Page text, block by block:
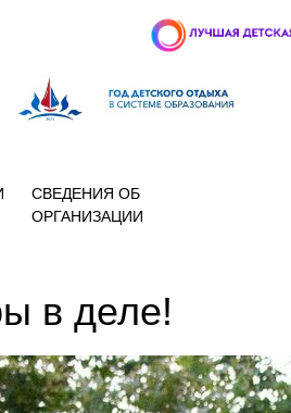
97-888
СВЕДЕНИЯ ОБ
ОРГАНИЗАЦИИ
в деле!